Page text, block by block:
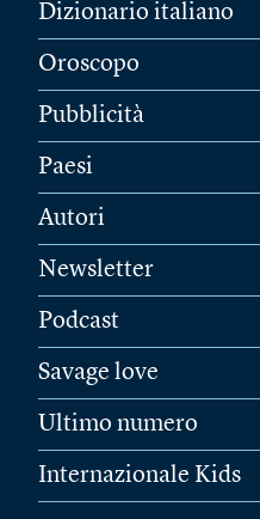
Dizionario italiano
Oroscopo
Pubblicità
Paesi
Autori
Newsletter
Podcast
Savage love
Ultimo numero
Internazionale Kids